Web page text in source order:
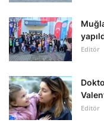
Editör
Editör